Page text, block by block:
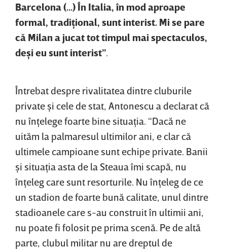
Barcelona (...) În Italia, în mod aproape
formal, tradiţional, sunt interist. Mi se pare
că Milan a jucat tot timpul mai spectaculos,
deşi eu sunt interist”.
Întrebat despre rivalitatea dintre cluburile
private şi cele de stat, Antonescu a declarat că
nu înţelege foarte bine situaţia. “Dacă ne
uităm la palmaresul ultimilor ani, e clar că
ultimele campioane sunt echipe private. Banii
şi situaţia asta de la Steaua îmi scapă, nu
înţeleg care sunt resorturile. Nu înţeleg de ce
un stadion de foarte bună calitate, unul dintre
stadioanele care s-au construit în ultimii ani,
nu poate fi folosit pe prima scenă. Pe de altă
parte, clubul militar nu are dreptul de